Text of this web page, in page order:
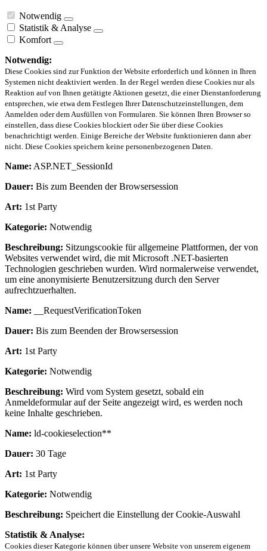
Notwendig
Statistik & Analyse
Komfort
Notwendig:
Diese Cookies sind zur Funktion der Website erforderlich und können in Ihren
Systemen nicht deaktiviert werden. In der Regel werden diese Cookies nur als
Reaktion auf von Ihnen getätigte Aktionen gesetzt, die einer Dienstanforderung
entsprechen, wie etwa dem Festlegen Ihrer Datenschutzeinstellungen, dem
Anmelden oder dem Ausfüllen von Formularen. Sie können Ihren Browser so
einstellen, dass diese Cookies blockiert oder Sie über diese Cookies
benachrichtigt werden. Einige Bereiche der Website funktionieren dann aber
nicht. Diese Cookies speichern keine personenbezogenen Daten.
Name: ASP.NET_SessionId
Dauer: Bis zum Beenden der Browsersession
Art: 1st Party
Kategorie: Notwendig
Beschreibung: Sitzungscookie für allgemeine Plattformen, der von
Websites verwendet wird, die mit Microsoft .NET-basierten
Technologien geschrieben wurden. Wird normalerweise verwendet,
um eine anonymisierte Benutzersitzung durch den Server
aufrechtzuerhalten.
Name: __RequestVerificationToken
Dauer: Bis zum Beenden der Browsersession
Art: 1st Party
Kategorie: Notwendig
Beschreibung: Wird vom System gesetzt, sobald ein
Anmeldeformular auf der Seite angezeigt wird, es werden noch
keine Inhalte geschrieben.
Name: ld-cookieselection**
Dauer: 30 Tage
Art: 1st Party
Kategorie: Notwendig
Beschreibung: Speichert die Einstellung der Cookie-Auswahl
Statistik & Analyse:
Cookies dieser Kategorie können über unsere Website von unserem eigenem